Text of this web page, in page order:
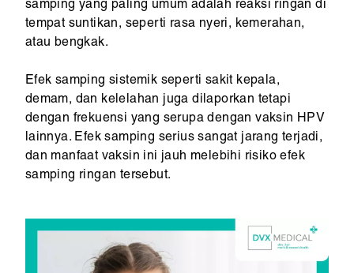
samping yang paling umum adalah reaksi ringan di
tempat suntikan, seperti rasa nyeri, kemerahan,
atau bengkak.
Efek samping sistemik seperti sakit kepala,
demam, dan kelelahan juga dilaporkan tetapi
dengan frekuensi yang serupa dengan vaksin HPV
lainnya. Efek samping serius sangat jarang terjadi,
dan manfaat vaksin ini jauh melebihi risiko efek
samping ringan tersebut.